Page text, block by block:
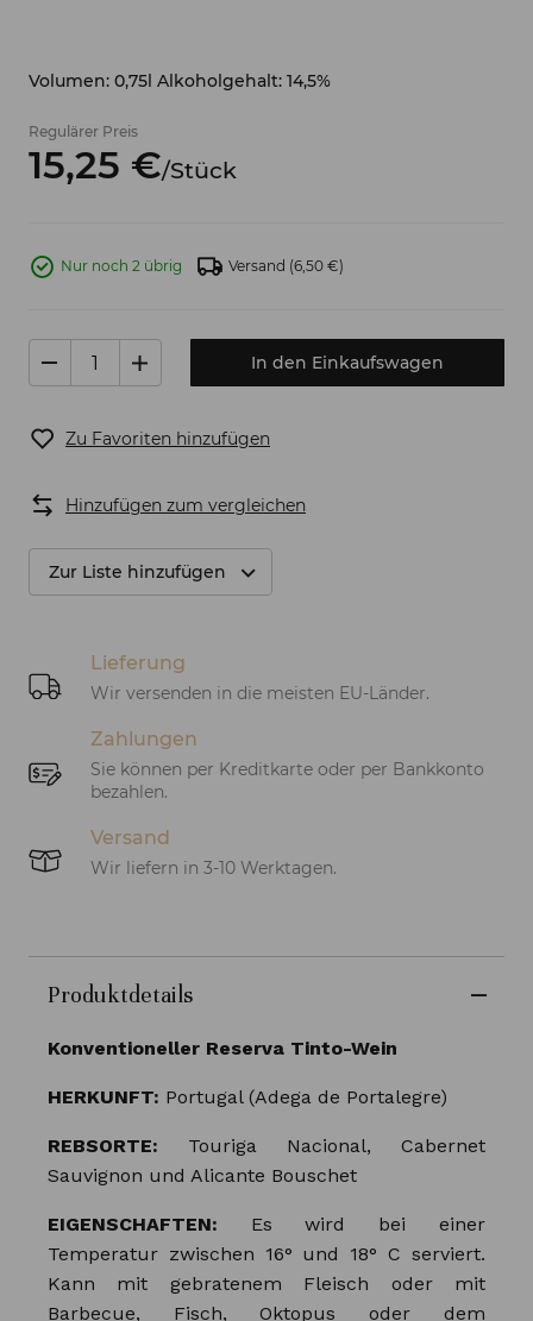
Volumen: 0,75l Alkoholgehalt: 14,5%
Regulärer Preis
15,25 €/Stück
Nur noch 2 übrig Versand (6,50 €)
In den Einkaufswagen
Zu Favoriten hinzufügen
Hinzufügen zum vergleichen
Zur Liste hinzufügen
Lieferung
Wir versenden in die meisten EU-Länder.
Zahlungen
Sie können per Kreditkarte oder per Bankkonto
bezahlen.
Versand
Wir liefern in 3-10 Werktagen.
Produktdetails
Konventioneller Reserva Tinto-Wein
HERKUNFT: Portugal (Adega de Portalegre)
REBSORTE: Touriga Nacional, Cabernet
Sauvignon und Alicante Bouschet
EIGENSCHAFTEN: Es wird bei einer
Temperatur zwischen 16° und 18° C serviert.
Kann mit gebratenem Fleisch oder mit
Barbecue, Fisch, Oktopus oder dem